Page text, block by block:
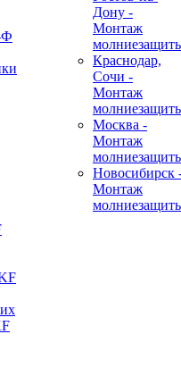
Дону -
Монтаж
Краснодар,
Сочи -
Монтаж
Москва -
Монтаж
Новосибирск
Монтаж